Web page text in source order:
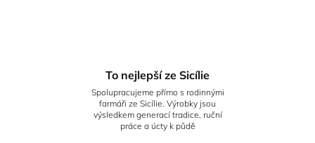
To nejlepší ze Sicílie
Spolupracujeme přímo s rodinnými
farmáři ze Sicílie. Výrobky jsou
výsledkem generací tradice, ruční
práce a úcty k půdě